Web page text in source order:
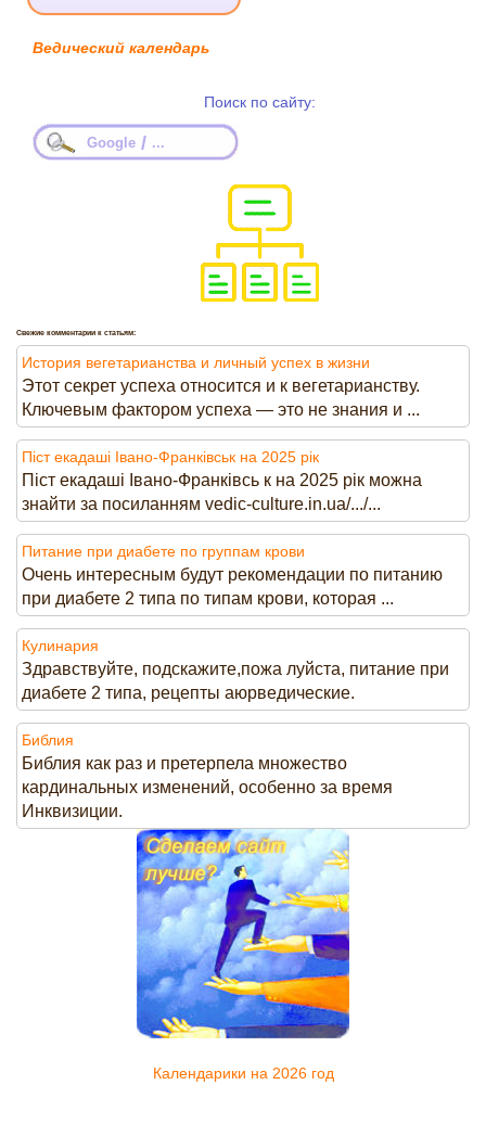
Ведический календарь
Поиск по сайту:
Google / ...
Свежие комментарии к статьям:
История вегетарианства и личный успех в жизни
Этот секрет успеха относится и к вегетарианству.
Ключевым фактором успеха — это не знания и ...
Піст екадаші Івано-Франківськ на 2025 рік
Піст екадаші Івано-Франківсь к на 2025 рік можна
знайти за посиланням vedic-culture.in.ua/.../...
Питание при диабете по группам крови
Очень интересным будут рекомендации по питанию
при диабете 2 типа по типам крови, которая ...
Кулинария
Здравствуйте, подскажите,пожа луйста, питание при
диабете 2 типа, рецепты аюрведические.
Библия
Библия как раз и претерпела множество
кардинальных изменений, особенно за время
Инквизиции.
Календарики на 2026 год